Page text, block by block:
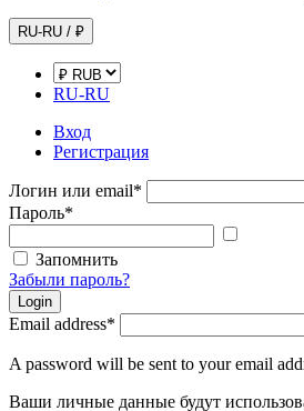
RU-RU / ₽
RU-RU
Вход
Регистрация
Логин или email*
Пароль*
Запомнить
Забыли пароль?
Login
Email address*
A password will be sent to your email
Ваши личные данные будут